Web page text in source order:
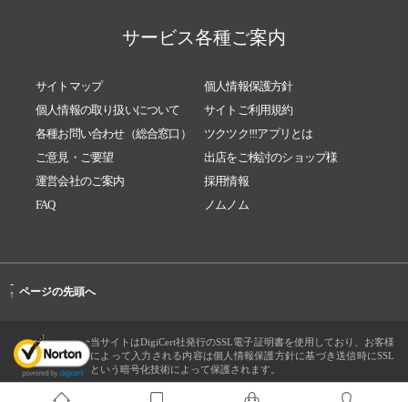
サービス各種ご案内
サイトマップ
個人情報保護方針
個人情報の取り扱いについて
サイトご利用規約
各種お問い合わせ（総合窓口）
ツクツク!!!アプリとは
ご意見・ご要望
出店をご検討のショップ様
運営会社のご案内
採用情報
FAQ
ノムノム
-
↑ ページの先頭へ
当サイトはDigiCert社発行のSSL電子証明書を使用しており、お客様
によって入力される内容は個人情報保護方針に基づき送信時にSSL
という暗号化技術によって保護されます。